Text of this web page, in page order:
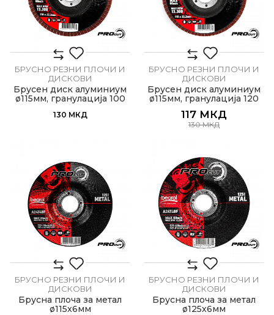
БРУСНО РЕЗНИ ПЛОЧИ И
ДИСКОВИ
Брусен диск алуминиум
ø115мм, гранулација 100
130 МКД
БРУСНО РЕЗНИ ПЛОЧИ И
ДИСКОВИ
Брусен диск алуминиум
ø115мм, гранулација 120
117 МКД
130МКД
БРУСНО РЕЗНИ ПЛОЧИ И
ДИСКОВИ
Брусна плоча за метал
ø115x6мм
БРУСНО РЕЗНИ ПЛОЧИ И
ДИСКОВИ
Брусна плоча за метал
ø125x6мм